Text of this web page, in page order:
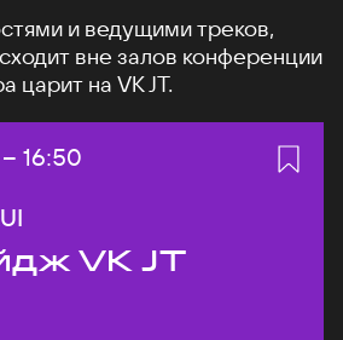
и ведущими треков,
вне залов конференции
царит на VK JT.
– Конец:
16:50
VK JT